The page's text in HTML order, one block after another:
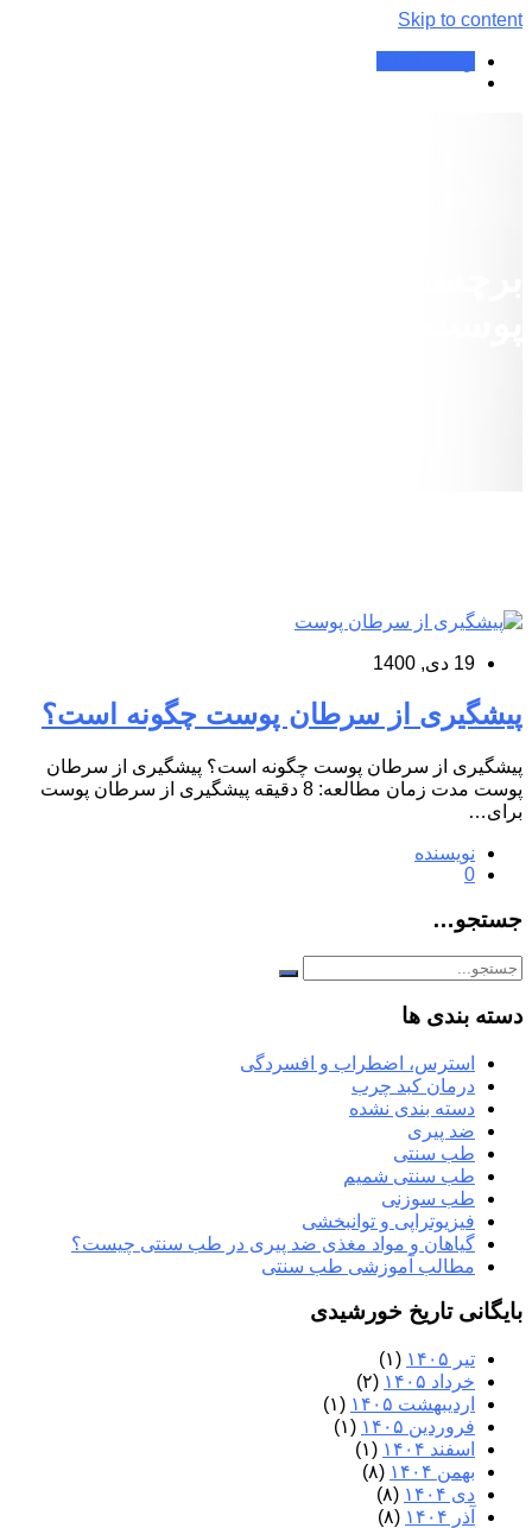
Skip to content
19 دی, 1400
پیشگیری از سرطان پوست چگونه است؟
پیشگیری از سرطان پوست چگونه است؟ پیشگیری از سرطان
پوست مدت زمان مطالعه: 8 دقیقه پیشگیری از سرطان پوست
برای…
نویسنده
0
جستجو…
دسته بندی ها
استرس، اضطراب و افسردگی
درمان کبد چرب
دسته بندی نشده
ضد پیری
طب سنتی
طب سنتی شمیم
طب سوزنی
فیزیوتراپی و توانبخشی
گیاهان و مواد مغذی ضد پیری در طب سنتی چیست؟
مطالب آموزشی طب سنتی
بایگانی تاریخ خورشیدی
تیر ۱۴۰۵
(۱)
خرداد ۱۴۰۵
(۲)
اردیبهشت ۱۴۰۵
(۱)
فروردین ۱۴۰۵
(۱)
اسفند ۱۴۰۴
(۱)
بهمن ۱۴۰۴
(۸)
دی ۱۴۰۴
(۸)
آذر ۱۴۰۴
(۸)